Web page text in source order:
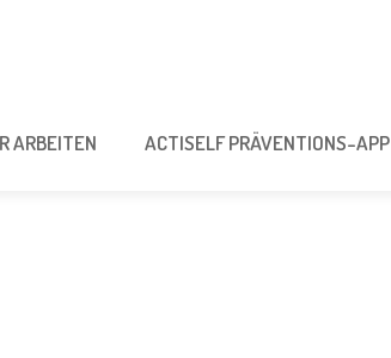
ARBEITEN ACTISELF PRÄVENTIONS-APP